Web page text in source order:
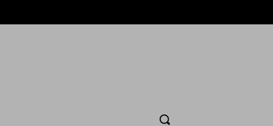
Cerca